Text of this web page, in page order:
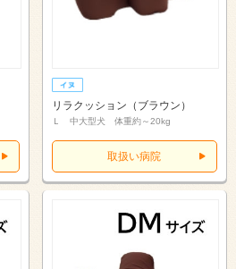
リラクッション（ブラウン）
Ｌ 中大型犬 体重約～20kg
取扱い病院